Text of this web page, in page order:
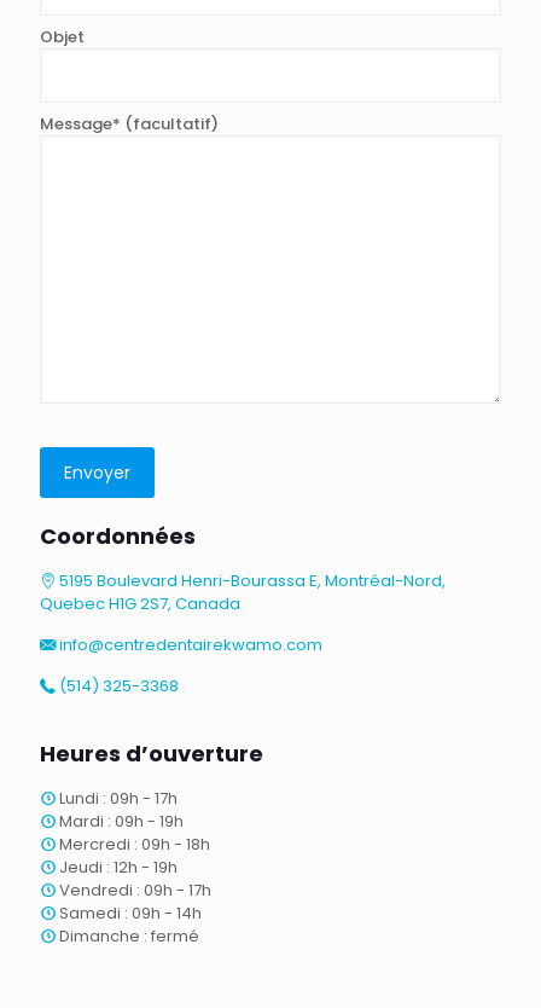
Objet
Message* (facultatif)
Coordonnées
5195 Boulevard Henri-Bourassa E, Montréal-Nord,
Quebec H1G 2S7, Canada
info@centredentairekwamo.com
(514) 325-3368
Heures d’ouverture
Lundi : 09h - 17h
Mardi : 09h - 19h
Mercredi : 09h - 18h
Jeudi : 12h - 19h
Vendredi : 09h - 17h
Samedi : 09h - 14h
Dimanche : fermé